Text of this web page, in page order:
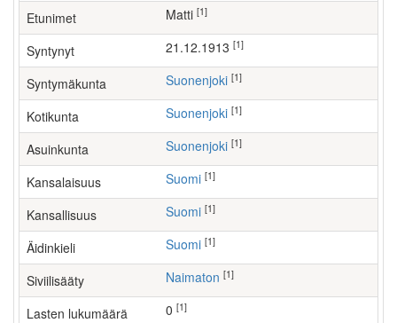
Etunimet Matti [1]
Syntynyt 21.12.1913 [1]
Syntymäkunta Suonenjoki [1]
Kotikunta Suonenjoki [1]
Asuinkunta Suonenjoki [1]
Kansalaisuus Suomi [1]
Kansallisuus Suomi [1]
Äidinkieli Suomi [1]
Siviilisääty Naimaton [1]
Lasten lukumäärä [1]